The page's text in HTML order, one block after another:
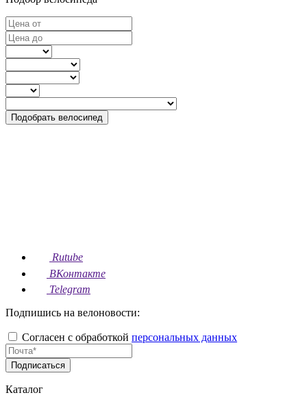
Подобрать велосипед
Rutube
ВКонтакте
Telegram
Подпишись на велоновости:
Согласен с обработкой персональных данных
Подписаться
Каталог